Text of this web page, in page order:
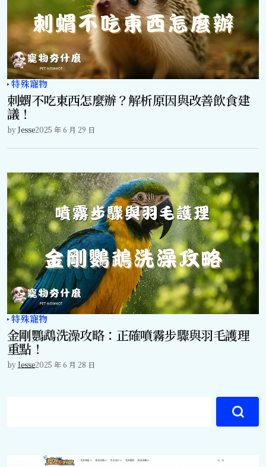
特殊寵物
刺蝟不吃東西怎麼辦？解析原因與改善飲食建
議！
byJesse2025 年 6 月 29 日
特殊寵物
金剛鸚鵡洗澡攻略：正確噴霧步驟與羽毛護理
重點！
byJesse2025 年 6 月 28 日